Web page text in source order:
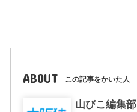
ABOUT この記事をかいた人
山びこ編集部